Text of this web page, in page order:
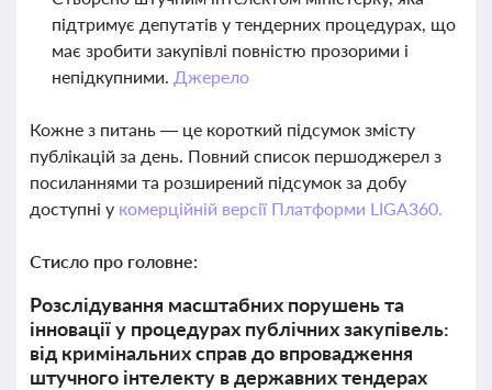
підтримує депутатів у тендерних процедурах, що
має зробити закупівлі повністю прозорими і
непідкупними. Джерело
Кожне з питань — це короткий підсумок змісту
публікацій за день. Повний список першоджерел з
посиланнями та розширений підсумок за добу
доступні у комерційній версії Платформи LIGA360.
Стисло про головне:
Розслідування масштабних порушень та
інновації у процедурах публічних закупівель:
від кримінальних справ до впровадження
штучного інтелекту в державних тендерах